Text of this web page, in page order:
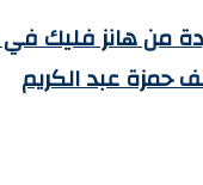
من هانز فليك في
حمزة عبد الكريم